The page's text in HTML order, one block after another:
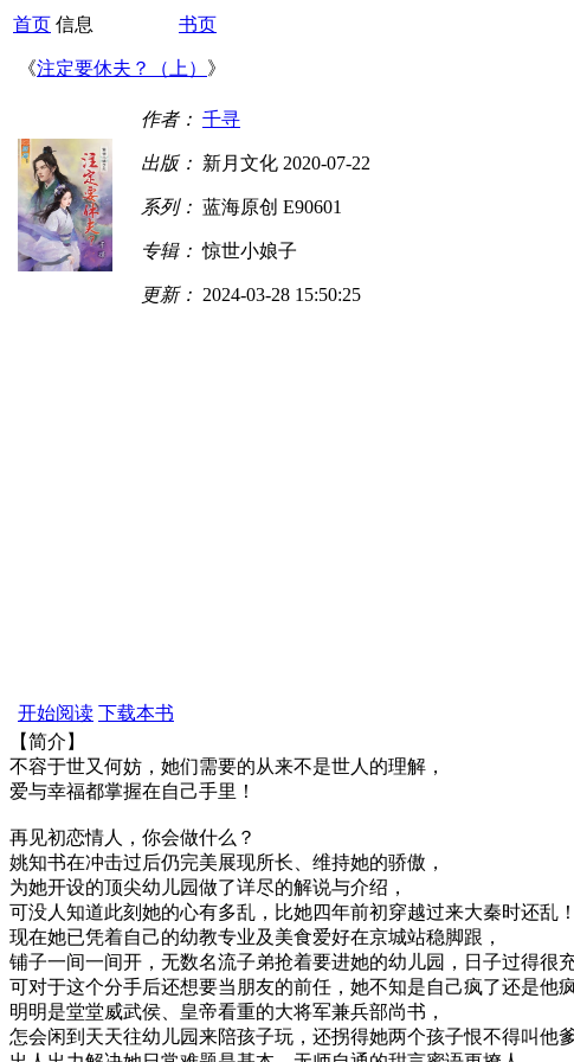
首页 信息 书页
《注定要休夫？（上） 》
作者： 千寻
出版： 新月文化 2020-07-22
系列： 蓝海原创 E90601
专辑： 惊世小娘子
更新： 2024-03-28 15:50:25
开始阅读 下载本书
【简介】
不容于世又何妨，她们需要的从来不是世人的理解，
爱与幸福都掌握在自己手里！
再见初恋情人，你会做什么？
姚知书在冲击过后仍完美展现所长、维持她的骄傲，
为她开设的顶尖幼儿园做了详尽的解说与介绍，
可没人知道此刻她的心有多乱，比她四年前初穿越过来大秦时还乱！
现在她已凭着自己的幼教专业及美食爱好在京城站稳脚跟，
铺子一间一间开，无数名流子弟抢着要进她的幼儿园，日子过得很充
可对于这个分手后还想要当朋友的前任，她不知是自己疯了还是他疯
明明是堂堂威武侯、皇帝看重的大将军兼兵部尚书，
怎会闲到天天往幼儿园来陪孩子玩，还拐得她两个孩子恨不得叫他爹